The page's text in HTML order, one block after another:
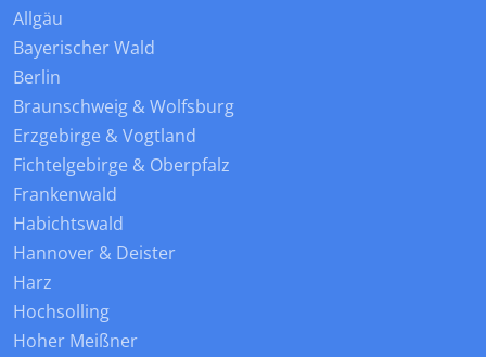
Allgäu
Bayerischer Wald
Berlin
Braunschweig & Wolfsburg
Erzgebirge & Vogtland
Fichtelgebirge & Oberpfalz
Frankenwald
Habichtswald
Hannover & Deister
Harz
Hochsolling
Hoher Meißner